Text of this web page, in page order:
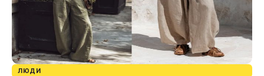
ЛЮДИ